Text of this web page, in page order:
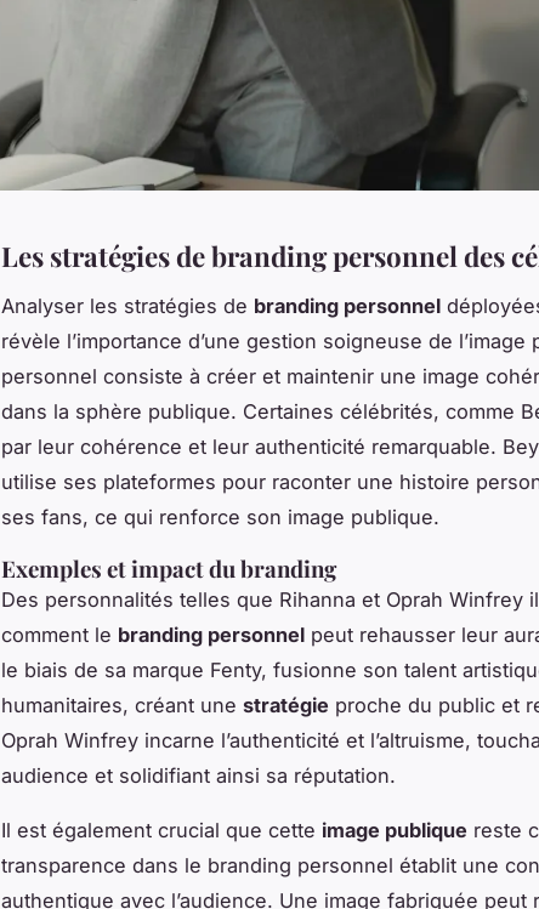
Les stratégies de branding personnel des
Analyser les stratégies de branding personnel
révèle l’importance d’une gestion soigneuse de
personnel consiste à créer et maintenir une image
dans la sphère publique. Certaines célébrités, comme
par leur cohérence et leur authenticité remarquable.
utilise ses plateformes pour raconter une histoire
ses fans, ce qui renforce son image publique.
Exemples et impact du branding
Des personnalités telles que Rihanna et Oprah Winfrey
comment le branding personnel peut rehausser leur
le biais de sa marque Fenty, fusionne son talent
humanitaires, créant une stratégie proche du public et
Oprah Winfrey incarne l’authenticité et l’altruisme,
audience et solidifiant ainsi sa réputation.
Il est également crucial que cette image publique reste
transparence dans le branding personnel établit une
authentique avec l’audience. Une image fabriquée peut